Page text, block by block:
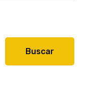
Buscar